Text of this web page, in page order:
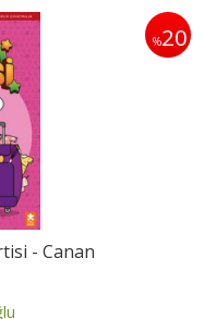
%20
- Canan